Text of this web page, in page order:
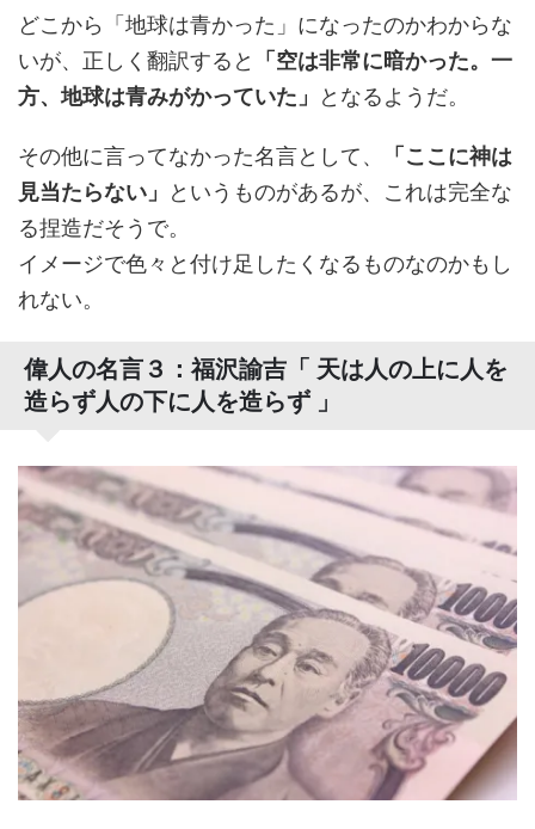
どこから「地球は青かった」になったのかわからな
いが、正しく翻訳すると
「空は非常に暗かった。一
方、地球は青みがかっていた」
となるようだ。
その他に言ってなかった名言として、
「ここに神は
見当たらない」
というものがあるが、これは完全な
る捏造だそうで。
イメージで色々と付け足したくなるものなのかもし
れない。
偉人の名言３：福沢諭吉「 天は人の上に人を
造らず人の下に人を造らず 」